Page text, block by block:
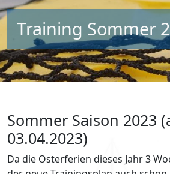
Training Sommer
Sommer Saison 2023
03.04.2023)
Da die Osterferien dieses Jahr 3